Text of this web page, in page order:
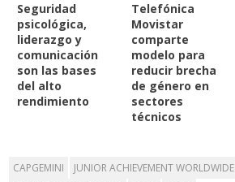
Seguridad
psicológica,
liderazgo y
comunicación
son las bases
del alto
rendimiento
Telefónica
Movistar
comparte
modelo para
reducir brecha
de género en
sectores
técnicos
CAPGEMINI
JUNIOR ACHIEVEMENT WORLDWIDE